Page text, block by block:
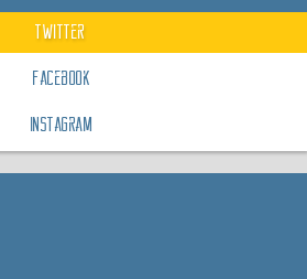
Twitter
Facebook
Instagram